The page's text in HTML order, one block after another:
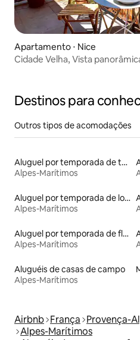
Apartamento ⋅ Nice
Cidade Velha, Vista
Destinos para
Outros tipos de acomodações
Aluguel por temporada de tendas
Alpes-Marítimos
Aluguel por temporada de lofts
Alpes-Marítimos
Aluguel por temporada de flats
Alpes-Marítimos
Aluguéis de casas de campo
Alpes-Marítimos
Airbnb França Provença-
Alpes-Marítimos